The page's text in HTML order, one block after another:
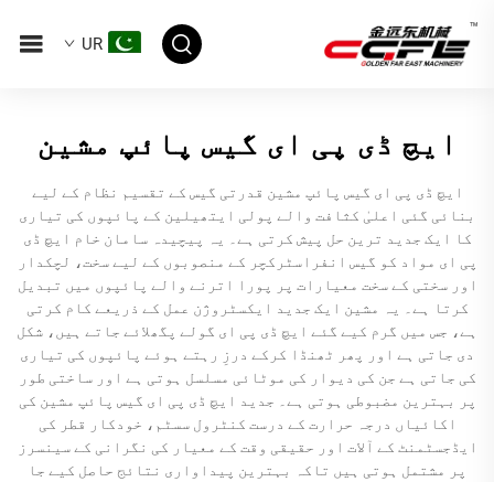
UR
ایچ ڈی پی ای گیس پائپ مشین
ایچ ڈی پی ای گیس پائپ مشین قدرتی گیس کے تقسیم نظام کے لیے
بنائی گئی اعلیٰ کثافت والے پولی ایتھیلین کے پائپوں کی تیاری
کا ایک جدید ترین حل پیش کرتی ہے۔ یہ پیچیدہ سامان خام ایچ ڈی
پی ای مواد کو گیس انفراسٹرکچر کے منصوبوں کے لیے سخت، لچکدار
اور سختی کے سخت معیارات پر پورا اترنے والے پائپوں میں تبدیل
کرتا ہے۔ یہ مشین ایک جدید ایکسٹروژن عمل کے ذریعے کام کرتی
ہے، جس میں گرم کیے گئے ایچ ڈی پی ای گولے پگھلائے جاتے ہیں، شکل
دی جاتی ہے اور پھر ٹھنڈا کرکے درزِ رہتے ہوئے پائپوں کی تیاری
کی جاتی ہے جن کی دیوار کی موٹائی مسلسل ہوتی ہے اور ساختی طور
پر بہترین مضبوطی ہوتی ہے۔ جدید ایچ ڈی پی ای گیس پائپ مشین کی
اکائیاں درجہ حرارت کے درست کنٹرول سسٹم، خودکار قطر کی
ایڈجسٹمنٹ کے آلات اور حقیقی وقت کے معیار کی نگرانی کے سینسرز
پر مشتمل ہوتی ہیں تاکہ بہترین پیداواری نتائج حاصل کیے جا